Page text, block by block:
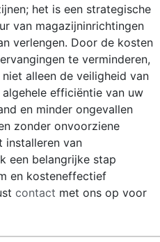
het is een strategische
van magazijninrichtingen
verlengen. Door de kosten
te verminderen,
alleen de veiligheid van
efficiëntie van uw
en minder ongevallen
zonder onvoorziene
installeren van
een belangrijke stap
en kosteneffectief
contact met ons op voor